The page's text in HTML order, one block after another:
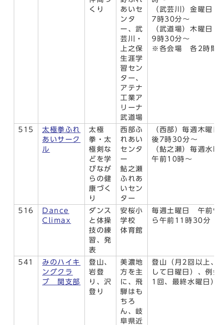
くり
あいセ
ンタ
ー、武
芸川・
上之保
生涯学
習セン
ター、
アテナ
工業ア
リーナ
武道場
（武芸川）金曜日
7時30分～
（武道場）木曜日
9時30分～
※各会場 各2時間
515
太極拳ふれ
あいサーク
ル
太極
拳・太
極剣な
どを学
びなが
らの健
康づく
り
西部ふ
れあい
センタ
ー
鮎之瀬
ふれあ
いセン
ター
（西部）毎週木曜
後7時30分～
（鮎之瀬）毎週
午前10時～
516
Dance
Climax
ダンス
と体操
技の練
習、発
表
安桜小
学校
体育館
毎週土曜日 午前9
ら午前11時30分
541
みのハイキ
ングクラ
ブ 関支部
登山、
岩登
り、沢
登り
美濃地
方を主
に、飛
騨はも
ちろ
ん、岐
阜県近
登山（月2回以上、
して日曜日）、例
1回、最終水曜日）